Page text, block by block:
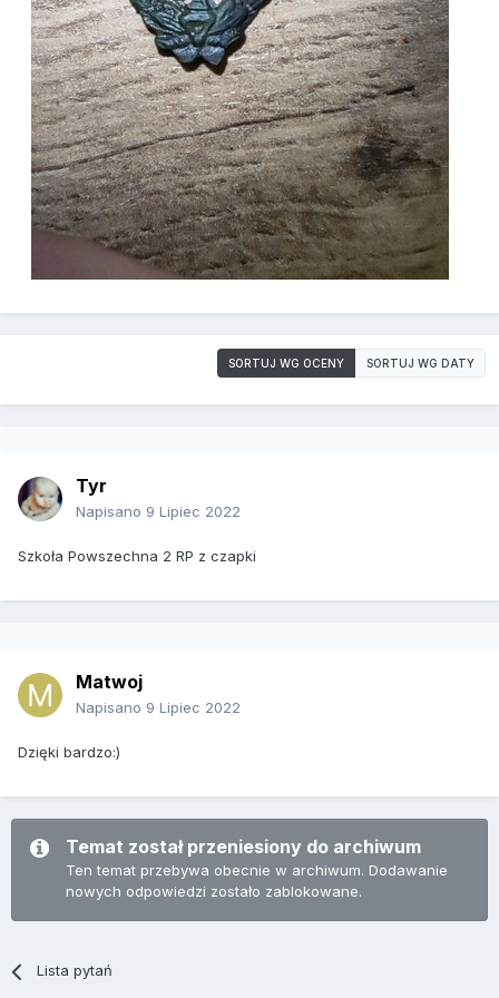
SORTUJ WG OCENY SORTUJ WG DATY
Tyr
Napisano 9 Lipiec 2022
Szkoła Powszechna 2 RP z czapki
Matwoj
Napisano 9 Lipiec 2022
Dzięki bardzo:)
Temat został przeniesiony do archiwum
Ten temat przebywa obecnie w archiwum. Dodawanie
nowych odpowiedzi zostało zablokowane.
Lista pytań